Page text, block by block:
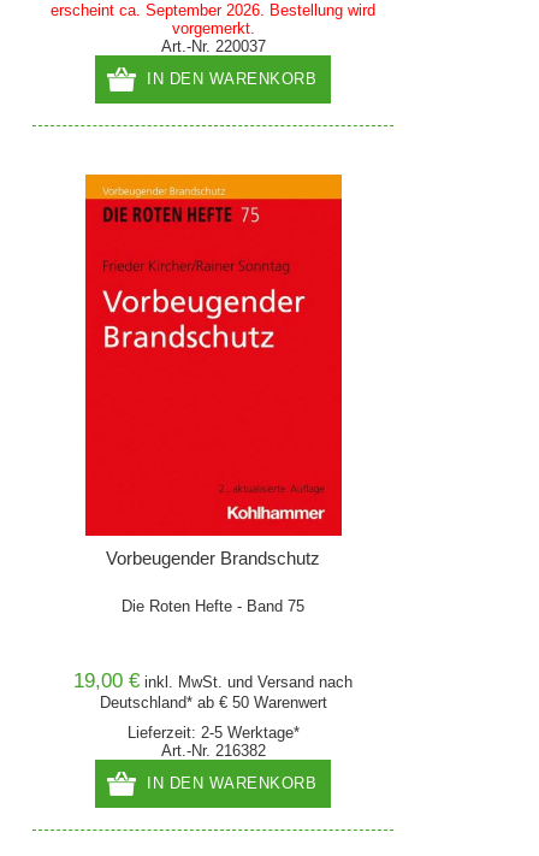
erscheint ca. September 2026. Bestellung wird
vorgemerkt.
Art.-Nr. 220037
IN DEN WARENKORB
Vorbeugender Brandschutz
Die Roten Hefte - Band 75
19,00 € inkl. MwSt. undVersand nach
Deutschland* ab € 50 Warenwert
Lieferzeit: 2-5 Werktage*
Art.-Nr. 216382
IN DEN WARENKORB